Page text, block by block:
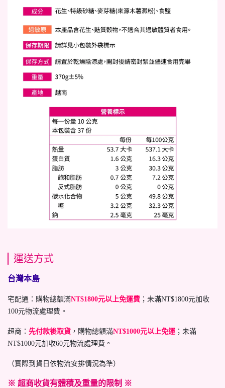
運送方式
台灣本島
宅配通：購物總額滿NT$1800元以上免運費 ；未滿NT$1800元加收
100元物流處理費。
超商： 先付款後取貨 ，購物總額滿NT$1000元以上免運 ；未滿
NT$1000元加收60元物流處理費。
（實際到貨日依物流安排情況為準）
※ 超商收貨有體積及重量的限制 ※